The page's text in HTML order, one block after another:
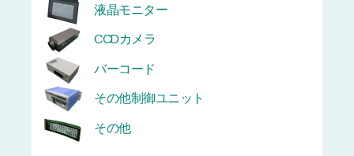
液晶モニター
CCDカメラ
バーコード
その他制御ユニット
その他